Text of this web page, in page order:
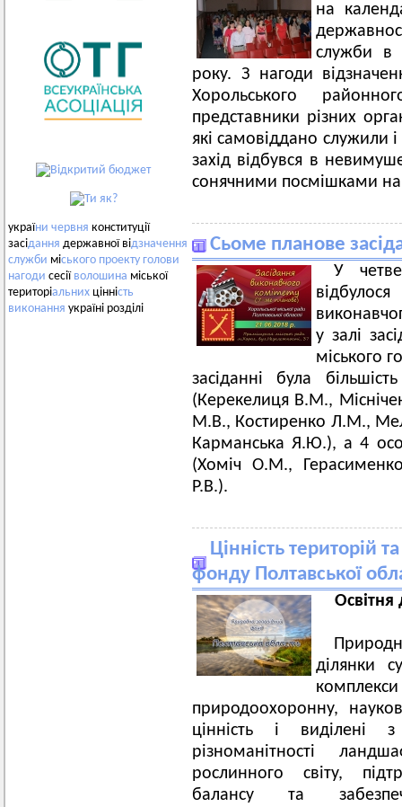
україни червня конституції
засідання державної відзначення
служби міського проекту голови
нагоди сесії волошина міської
територіальних цінність
виконання україні розділі
на
служби в
року. З нагоди
Хорольського
представники різних
які самовіддано служили
захід відбувся в
сонячними посмішками н
Сьоме планове
У
у залі
міського
засіданні була
(Керекелиця В.М.,
М.В., Костиренко Л.М.,
Карманська Я.Ю.), а 4
(Хоміч О.М.,
Р.В.).
Цінність територій
фонду Полтавської
Освітня
ділянки
природоохоронну,
цінність і виділені
різноманітності
рослинного світу,
балансу та